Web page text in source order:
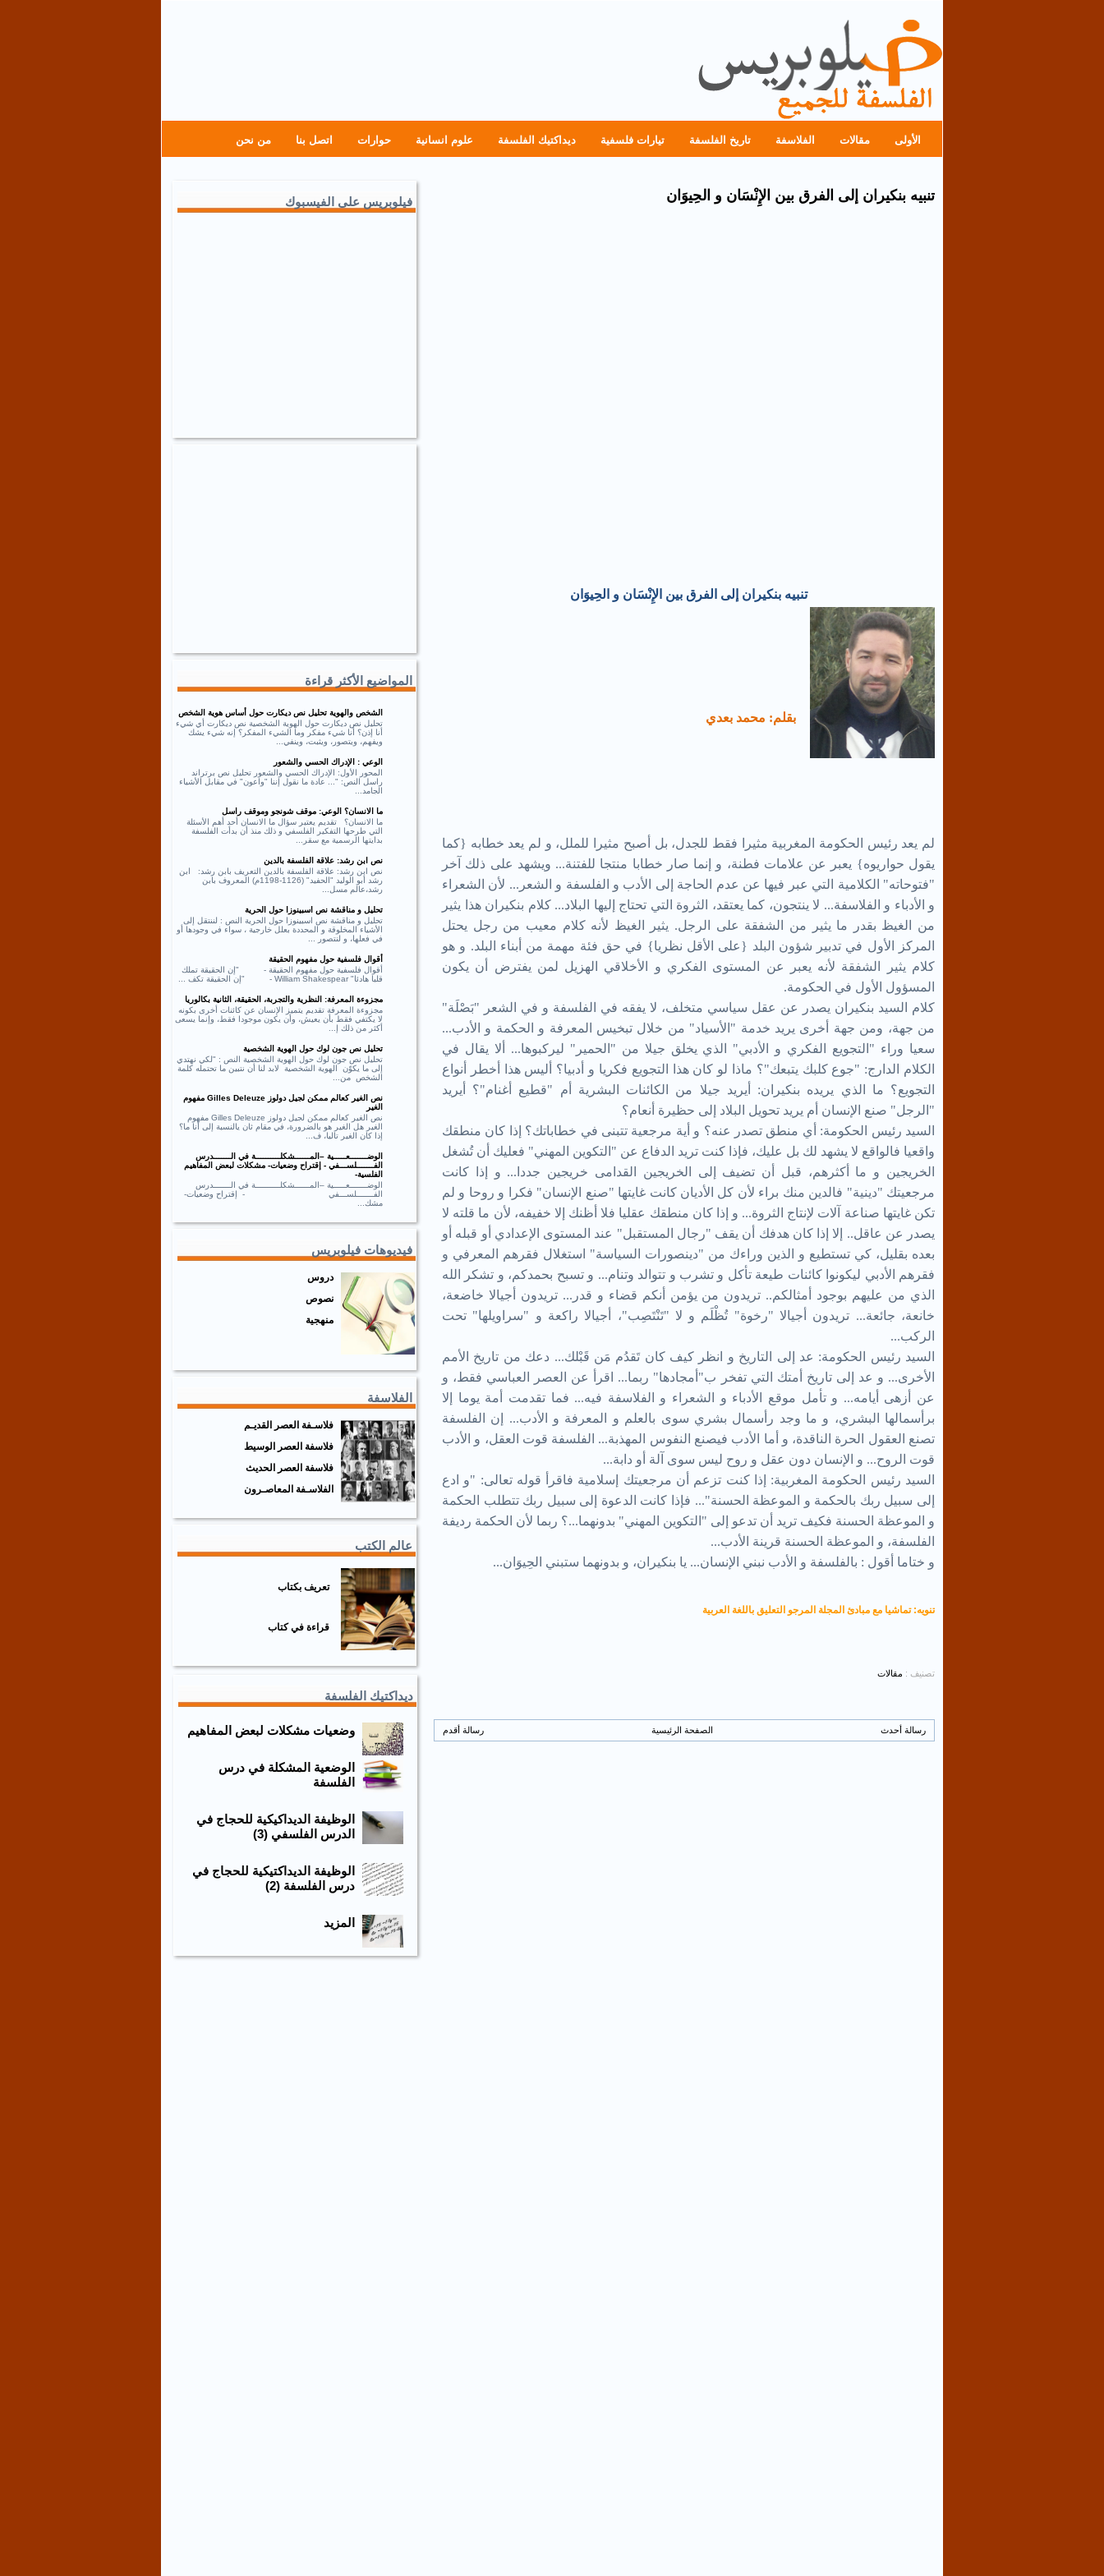
الأولى مقالات الفلاسفة تاريخ الفلسفة تيارات فلسفية ديداكتيك الفلسفة علوم انسانية حوارات اتصل بنا من نحن
تنبيه بنكيران إلى الفرق بين الإِنْسَان و الحِيوَان
تنبيه بنكيران إلى الفرق بين الإِنْسَان و الحِيوَان
بقلم: محمد بعدي
لم يعد رئيس الحكومة المغربية مثيرا فقط للجدل، بل أصبح مثيرا للملل، و لم يعد خطابه {كما
يقول حواريوه} يعبر عن علامات فطنة، و إنما صار خطابا منتجا للفتنة... ويشهد على ذلك آخر
"فتوحاته" الكلامية التي عبر فيها عن عدم الحاجة إلى الأدب و الفلسفة و الشعر... لأن الشعراء
و الأدباء و الفلاسفة... لا ينتجون، كما يعتقد، الثروة التي تحتاج إليها البلاد... كلام بنكيران هذا يثير
من الغيظ بقدر ما يثير من الشفقة على الرجل. يثير الغيظ لأنه كلام معيب من رجل يحتل
المركز الأول في تدبير شؤون البلد {على الأقل نظريا} في حق فئة مهمة من أبناء البلد. و هو
كلام يثير الشفقة لأنه يعبر عن المستوى الفكري و الأخلاقي الهزيل لمن يفترض أن يكون
المسؤول الأول في الحكومة.
كلام السيد بنكيران يصدر عن عقل سياسي متخلف، لا يفقه في الفلسفة و في الشعر "بَصْلَة"
من جهة، ومن جهة أخرى يريد خدمة "الأسياد" من خلال تبخيس المعرفة و الحكمة و الأدب...
سعيا وراء "التجويع الفكري و الأدبي" الذي يخلق جيلا من "الحمير" ليركبوها... ألا يقال في
الكلام الدارج: "جوع كلبك يتبعك"؟ ماذا لو كان هذا التجويع فكريا و أدبيا؟ أليس هذا أخطر أنواع
التجويع؟ ما الذي يريده بنكيران: أيريد جيلا من الكائنات البشرية أم "قطيع أغنام"؟ أيريد
"الرجل" صنع الإنسان أم يريد تحويل البلاد إلى حظيرة أنعام؟
السيد رئيس الحكومة: أي منطق تصدر عنه؟ و أية مرجعية تتبنى في خطاباتك؟ إذا كان منطقك
واقعيا فالواقع لا يشهد لك بل عليك، فإذا كنت تريد الدفاع عن "التكوين المهني" فعليك أن تُشغل
الخريجين و ما أكثرهم، قبل أن تضيف إلى الخريجين القدامى خريجين جددا... و إذا كانت
مرجعيتك "دينية" فالدين منك براء لأن كل الأديان كانت غايتها "صنع الإنسان" فكرا و روحا و لم
تكن غايتها صناعة آلات لإنتاج الثروة... و إذا كان منطقك عقليا فلا أظنك إلا خفيفه، لأن ما قلته لا
يصدر عن عاقل.. إلا إذا كان هدفك أن يقف "رجال المستقبل" عند المستوى الإعدادي أو قبله أو
بعده بقليل، كي تستطيع و الذين وراءك من "دينصورات السياسة" استغلال فقرهم المعرفي و
فقرهم الأدبي ليكونوا كائنات طيعة تأكل و تشرب و تتوالد وتنام... و تسبح بحمدكم، و تشكر الله
الذي من عليهم بوجود أمثالكم.. تريدون من يؤمن أنكم قضاء و قدر... تريدون أجيالا خاضعة،
خانعة، جائعة... تريدون أجيالا "رخوة" تُظْلَم و لا "تَنْتَصِب"، أجيالا راكعة و "سراويلها" تحت
الركب...
السيد رئيس الحكومة: عد إلى التاريخ و انظر كيف كان تَقدُم مَن قَبْلك... دعك من تاريخ الأمم
الأخرى... و عد إلى تاريخ أمتك التي تفخر ب"أمجادها" ربما... اقرأ عن العصر العباسي فقط، و
عن أزهى أيامه... و تأمل موقع الأدباء و الشعراء و الفلاسفة فيه... فما تقدمت أمة يوما إلا
برأسمالها البشري، و ما وجد رأسمال بشري سوى بالعلم و المعرفة و الأدب... إن الفلسفة
تصنع العقول الحرة الناقدة، و أما الأدب فيصنع النفوس المهذبة... الفلسفة قوت العقل، و الأدب
قوت الروح... و الإنسان دون عقل و روح ليس سوى آلة أو دابة...
السيد رئيس الحكومة المغربية: إذا كنت تزعم أن مرجعيتك إسلامية فاقرأ قوله تعالى: "و ادع
إلى سبيل ربك بالحكمة و الموعظة الحسنة"... فإذا كانت الدعوة إلى سبيل ربك تتطلب الحكمة
و الموعظة الحسنة فكيف تريد أن تدعو إلى "التكوين المهني" بدونهما...؟ ربما لأن الحكمة رديفة
الفلسفة، و الموعظة الحسنة قرينة الأدب...
و ختاما أقول : بالفلسفة و الأدب نبني الإنسان... يا بنكيران، و بدونهما ستبني الحِيوَان...
تنويه: تماشيا مع مبادئ المجلة المرجو التعليق باللغة العربية
تصنيف : مقالات
رسالة أحدث رسالة أقدم الصفحة الرئيسية
فيلوبريس على الفيسبوك
المواضيع الأكثر قراءة
الشخص والهوية تحليل نص ديكارت حول أساس هوية الشخص
تحليل نص ديكارت حول الهوية الشخصية نص ديكارت أي شيء
أنا إذن؟ أنا شيء مفكر وما الشيء المفكر؟ إنه شيء يشك
ويفهم، ويتصور، ويثبت، وينفي...
الوعي : الإدراك الحسي والشعور
المحور الأول: الإدراك الحسي والشعور تحليل نص برتراند
راسل النص: "... عادة ما نقول إننا "واعون" في مقابل الأشياء
الجامد...
ما الانسان؟ الوعي: موقف شونجو وموقف راسل
ما الانسان؟ تقديم يعتبر سؤال ما الانسان أحد أهم الأسئلة
التي طرحها التفكير الفلسفي و ذلك منذ أن بدأت الفلسفة
بدايتها الرسمية مع سقر...
نص ابن رشد: علاقة الفلسفة بالدين
نص ابن رشد: علاقة الفلسفة بالدين التعريف بابن رشد: ابن
رشد أبو الوليد "الحفيد" (1126-1198م) المعروف بابن
رشد،عالم مسل...
تحليل و مناقشة نص اسبينوزا حول الحرية
تحليل و مناقشة نص اسبينوزا حول الحرية النص : لننتقل إلى
الأشياء المخلوقة و المحددة بعلل خارجية ، سواء في وجودها أو
في فعلها، و لنتصور ...
أقوال فلسفية حول مفهوم الحقيقة
أقوال فلسفية حول مفهوم الحقيقة - "إن الحقيقة تملك
قلبا هادئا" William Shakespear - "إن الحقيقة تكف ...
مجزوءة المعرفة: النظرية والتجربة، الحقيقة، الثانية بكالوريا
مجزوءة المعرفة تقديم يتميز الإنسان عن كائنات أخرى بكونه
لا يكتفي فقط بأن يعيش، وأن يكون موجودا فقط، وإنما يسعى
أكثر من ذلك إ...
تحليل نص جون لوك حول الهوية الشخصية
تحليل نص جون لوك حول الهوية الشخصية النص : "لكي نهتدي
إلى ما يكوّن الهوية الشخصية لابد لنا أن نتبين ما تحتمله كلمة
الشخص من...
نص الغير كعالم ممكن لجيل دولوز Gilles Deleuze مفهوم
الغير
نص الغير كعالم ممكن لجيل دولوز Gilles Deleuze مفهوم
الغير هل الغير هو بالضرورة، في مقام ثان يالنسبة إلى أنا ما؟
إذا كان الغير تاليا، ف...
الوضـــــــعـــــية –المــــــشكلــــــــــة في الـــــــدرس
الفـــــــلســـفي - إقتراح وضعيات- مشكلات لبعض المفاهيم
الفلسية-
الوضـــــــعـــــية –المــــــشكلــــــــــة في الـــــــدرس
الفـــــــلســـفي - إقتراح وضعيات-
مشك...
فيديوهات فيلوبريس
دروس
نصوص
منهجية
الفلاسفة
فلاسـفة العصر القديـم
فلاسفة العصر الوسيط
فلاسفة العصر الحديث
الفلاسـفة المعاصـرون
عالم الكتب
تعريف بكتاب
قراءة في كتاب
ديداكتيك الفلسفة
وضعيات مشكلات لبعض المفاهيم
الوضعية المشكلة في درس
الفلسفة
الوظيفة الديداكيكية للحجاج في
الدرس الفلسفي (3)
الوظيفة الديداكتيكية للحجاج في
درس الفلسفة (2)
المزيد